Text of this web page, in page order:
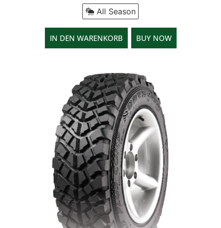
All Season
IN DEN WARENKORB BUY NOW